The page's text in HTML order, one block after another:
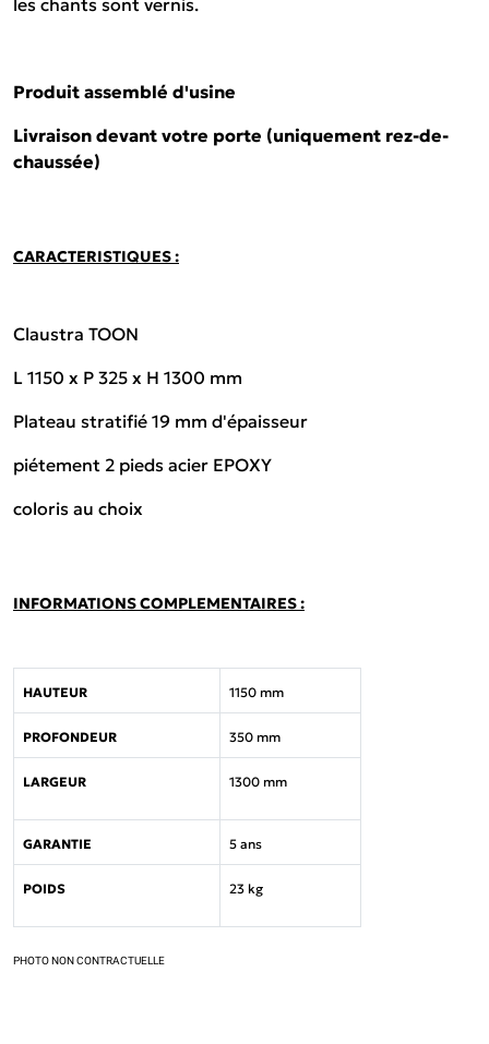
les chants sont vernis.
Produit assemblé d'usine
Livraison devant votre porte (uniquement rez-de-
chaussée)
CARACTERISTIQUES :
Claustra TOON
L 1150 x P 325 x H 1300 mm
Plateau stratifié 19 mm d'épaisseur
piétement 2 pieds acier EPOXY
coloris au choix
INFORMATIONS COMPLEMENTAIRES :
HAUTEUR 1150 mm
PROFONDEUR 350 mm
LARGEUR 1300 mm
GARANTIE 5 ans
POIDS 23 kg
PHOTO NON CONTRACTUELLE